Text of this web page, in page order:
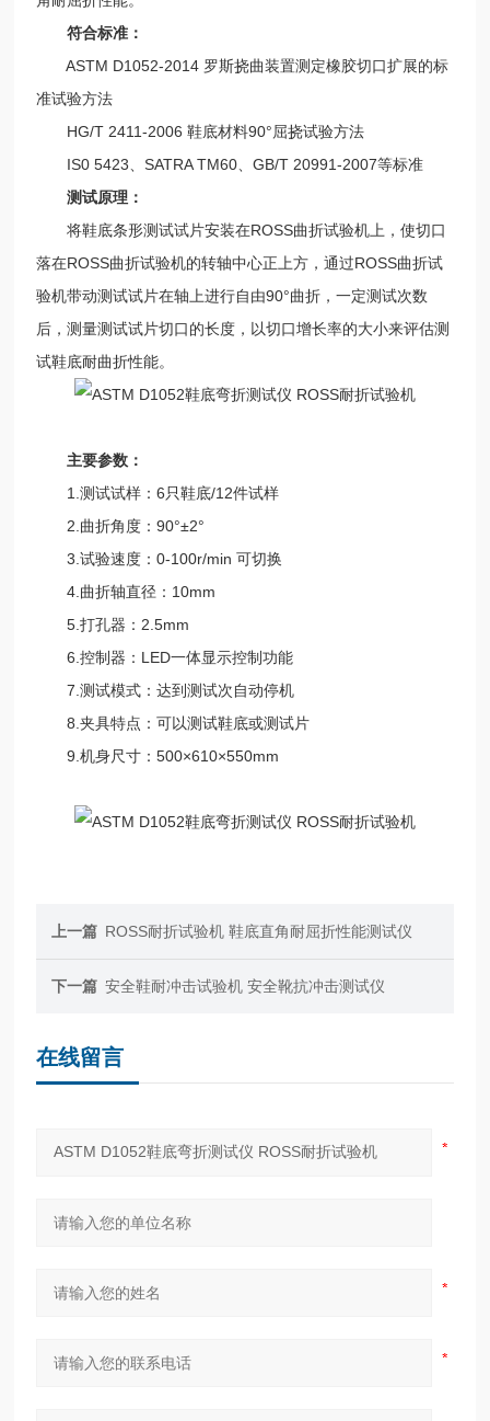
符合标准：
ASTM D1052-2014 罗斯挠曲装置测定橡胶切口扩展的标
准试验方法
HG/T 2411-2006 鞋底材料90°屈挠试验方法
IS0 5423、SATRA TM60、GB/T 20991-2007等标准
测试原理：
将鞋底条形测试试片安装在ROSS曲折试验机上，使切口
落在ROSS曲折试验机的转轴中心正上方，通过ROSS曲折试
验机带动测试试片在轴上进行自由90°曲折，一定测试次数
后，测量测试试片切口的长度，以切口增长率的大小来评估测
试鞋底耐曲折性能。
主要参数：
1.测试试样：6只鞋底/12件试样
2.曲折角度：90°±2°
3.试验速度：0-100r/min 可切换
4.曲折轴直径：10mm
5.打孔器：2.5mm
6.控制器：LED一体显示控制功能
7.测试模式：达到测试次自动停机
8.夹具特点：可以测试鞋底或测试片
9.机身尺寸：500×610×550mm
上一篇 ROSS耐折试验机 鞋底直角耐屈折性能测试仪
下一篇 安全鞋耐冲击试验机 安全靴抗冲击测试仪
在线留言